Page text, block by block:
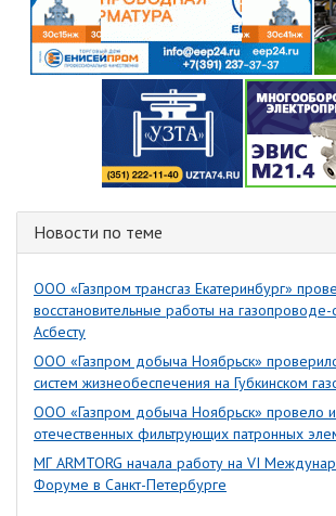
Новости по теме
ООО «Газпром трансгаз Екатеринбург»
восстановительные работы на
Асбесту
ООО «Газпром добыча Ноябрьск»
систем жизнеобеспечения на Губкинском
ООО «Газпром добыча Ноябрьск» провело
отечественных фильтрующих патронных
МГ ARMTORG начала работу на VI
Форуме в Санкт-Петербурге